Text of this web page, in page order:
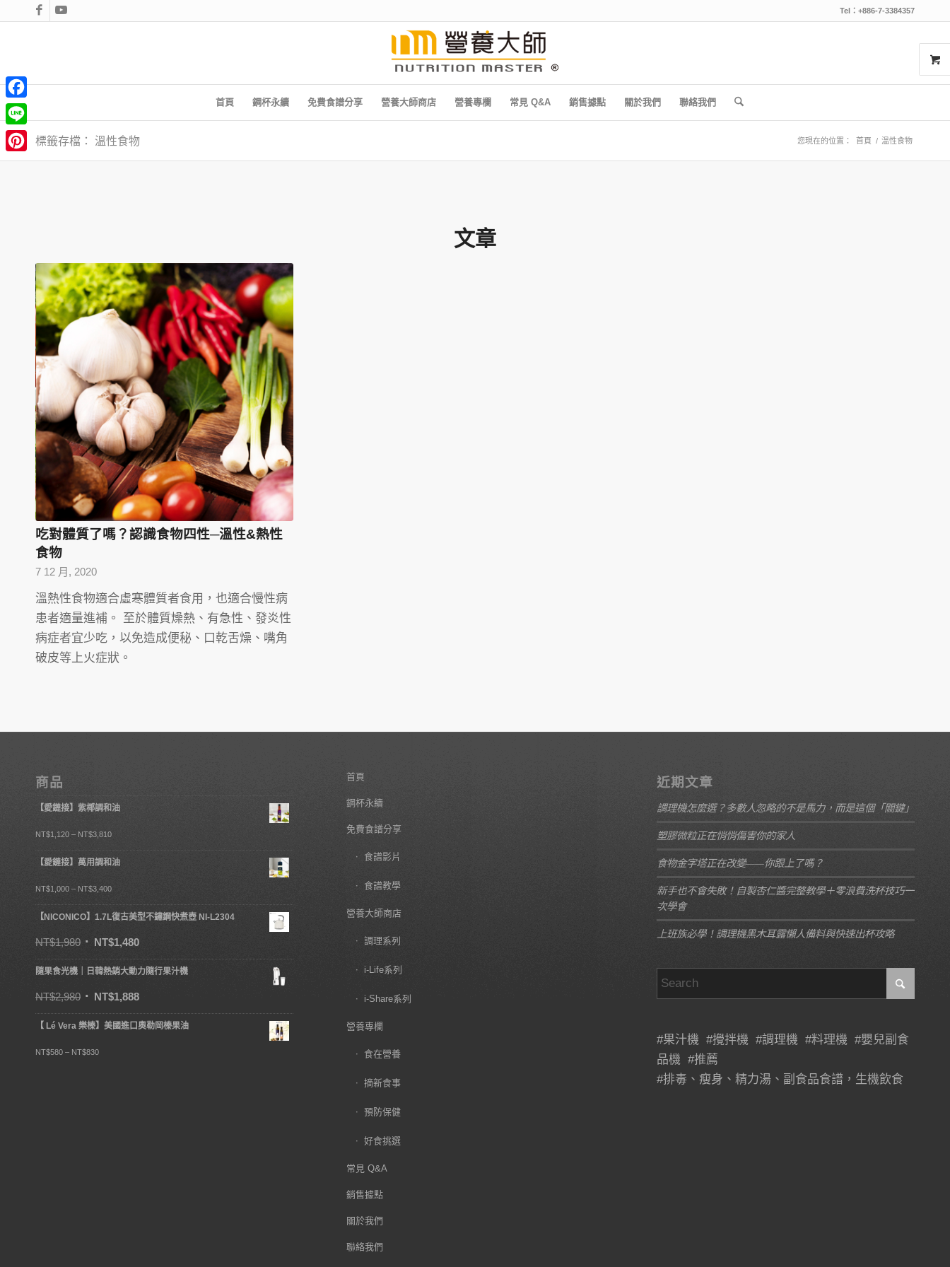
Tel：+886-7-3384357
首頁 鋼杯永續 免費食譜分享 營養大師商店 營養專欄 常見 Q&A 銷售據點 關於我們 聯絡我們
標籤存檔： 溫性食物 您現在的位置： 首頁 / 溫性食物
文章
吃對體質了嗎？認識食物四性─溫性&熱性
食物
7 12 月, 2020
溫熱性食物適合虛寒體質者食用，也適合慢性病
患者適量進補。 至於體質燥熱、有急性、發炎性
病症者宜少吃，以免造成便秘、口乾舌燥、嘴角
破皮等上火症狀。
商品
【愛鏈接】紫椰調和油
NT$1,120 – NT$3,810
【愛鏈接】萬用調和油
NT$1,000 – NT$3,400
【NICONICO】1.7L復古美型不鏽鋼快煮壺 NI-L2304
NT$1,980 NT$1,480
隨果食光機｜日韓熱銷大動力隨行果汁機
NT$2,980 NT$1,888
【 Lé Vera 樂榛】美國進口奧勒岡榛果油
NT$580 – NT$830
首頁
鋼杯永續
免費食譜分享
食譜影片
食譜教學
營養大師商店
調理系列
i-Life系列
i-Share系列
營養專欄
食在營養
摘新食事
預防保健
好食挑選
常見 Q&A
銷售據點
關於我們
聯絡我們
近期文章
調理機怎麼選？多數人忽略的不是馬力，而是這個「關鍵」
塑膠微粒正在悄悄傷害你的家人
食物金字塔正在改變——你跟上了嗎？
新手也不會失敗！自製杏仁醬完整教學＋零浪費洗杯技巧一
次學會
上班族必學！調理機黑木耳露懶人備料與快速出杯攻略
#果汁機 #攪拌機 #調理機 #料理機 #嬰兒副食
品機 #推薦
#排毒、瘦身、精力湯、副食品食譜，生機飲食
Facebook
Line
Pinterest